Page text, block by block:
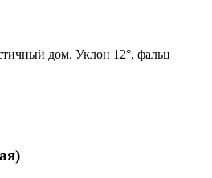
дом. Уклон 12°, фальц